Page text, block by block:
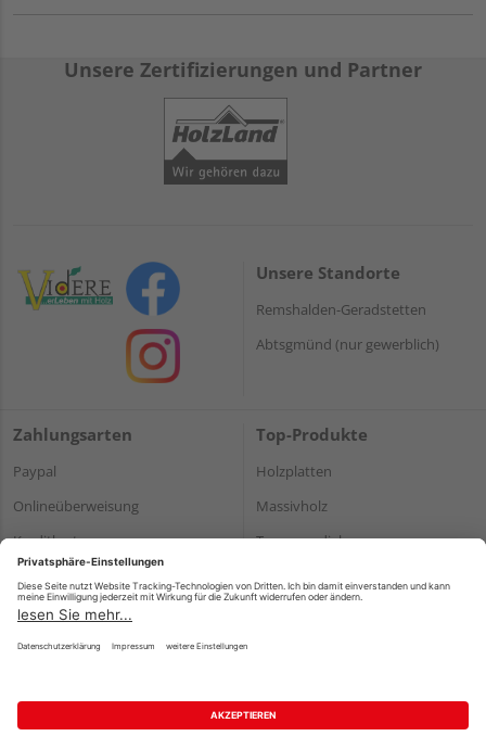
Unsere Zertifizierungen und Partner
Unsere Standorte
Remshalden-Geradstetten
Abtsgmünd (nur gewerblich)
Zahlungsarten
Paypal
Onlineüberweisung
Kreditkarte
*Bonität vorausgesetzt
Top-Produkte
Holzplatten
Massivholz
Terrassendielen
Impressum Datenschutz AGB
Barrierefreiheitserklärung